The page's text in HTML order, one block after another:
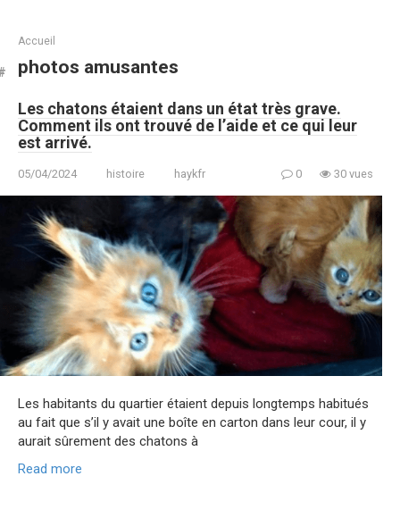
Accueil
photos amusantes
Les chatons étaient dans un état très grave.
Comment ils ont trouvé de l’aide et ce qui leur
est arrivé.
05/04/2024 histoire haykfr 0 30 vues
Les habitants du quartier étaient depuis longtemps habitués
au fait que s’il y avait une boîte en carton dans leur cour, il y
aurait sûrement des chatons à
Read more